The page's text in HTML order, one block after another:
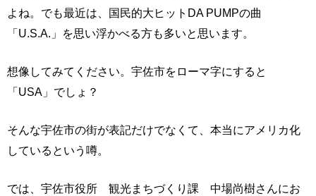
よね。でも最近は、国民的大ヒットDA PUMPの曲
「U.S.A.」を思い浮かべる方も多いと思います。
想像してみてください。宇佐市をローマ字にすると
「USA」でしょ？
そんな宇佐市の街が表記だけでなくて、本当にアメリカ化
しているという噂。
では、宇佐市役所 観光まちづくり課 中場尚樹さんにお